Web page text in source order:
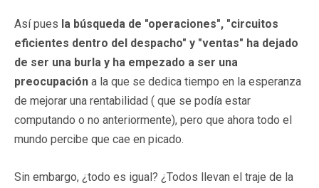
Así pues la búsqueda de "operaciones", "circuitos
eficientes dentro del despacho" y "ventas" ha dejado
de ser una burla y ha empezado a ser una
preocupación a la que se dedica tiempo en la esperanza
de mejorar una rentabilidad ( que se podía estar
computando o no anteriormente), pero que ahora todo el
mundo percibe que cae en picado.
Sin embargo, ¿todo es igual? ¿Todos llevan el traje de la